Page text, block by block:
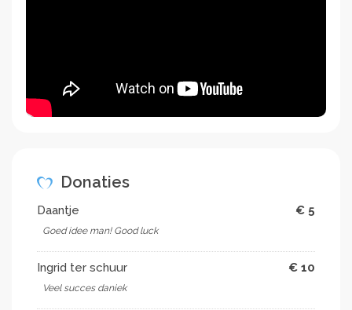
Donaties
Daantje € 5
Goed idee man! Good luck
Ingrid ter schuur € 10
Veel succes daniek